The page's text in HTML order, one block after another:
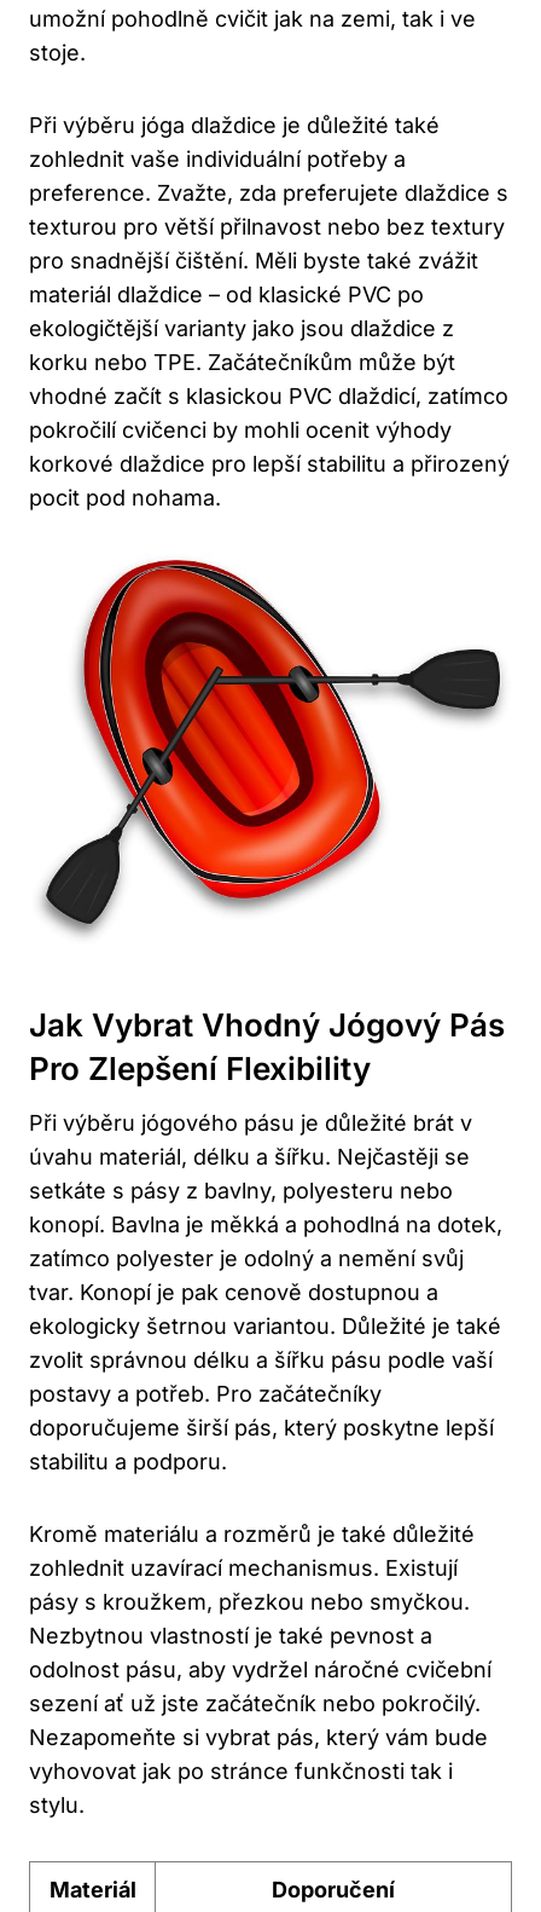
umožní pohodlně cvičit jak na zemi, tak i ve
stoje.
Při výběru jóga dlaždice je důležité také
zohlednit vaše individuální potřeby a
preference. Zvažte, zda preferujete dlaždice s
texturou pro větší přilnavost nebo bez textury
pro snadnější čištění. Měli byste také zvážit
materiál dlaždice – od klasické PVC po
ekologičtější varianty jako jsou dlaždice z
korku nebo TPE. Začátečníkům může být
vhodné začít s klasickou PVC dlaždicí, zatímco
pokročilí cvičenci by mohli ocenit výhody
korkové dlaždice pro lepší stabilitu a přirozený
pocit pod nohama.
Jak Vybrat Vhodný Jógový Pás
Pro Zlepšení Flexibility
Při výběru jógového pásu je důležité brát v
úvahu materiál, délku a šířku. Nejčastěji se
setkáte s pásy z bavlny, polyesteru nebo
konopí. Bavlna je měkká a pohodlná na dotek,
zatímco polyester je odolný a nemění svůj
tvar. Konopí je pak cenově dostupnou a
ekologicky šetrnou variantou. Důležité je také
zvolit správnou délku a šířku pásu podle vaší
postavy a potřeb. Pro začátečníky
doporučujeme širší pás, který poskytne lepší
stabilitu a podporu.
Kromě materiálu a rozměrů je také důležité
zohlednit uzavírací mechanismus. Existují
pásy s kroužkem, přezkou nebo smyčkou.
Nezbytnou vlastností je také pevnost a
odolnost pásu, aby vydržel náročné cvičební
sezení ať už jste začátečník nebo pokročilý.
Nezapomeňte si vybrat pás, který vám bude
vyhovovat jak po stránce funkčnosti tak i
stylu.
Materiál Doporučení